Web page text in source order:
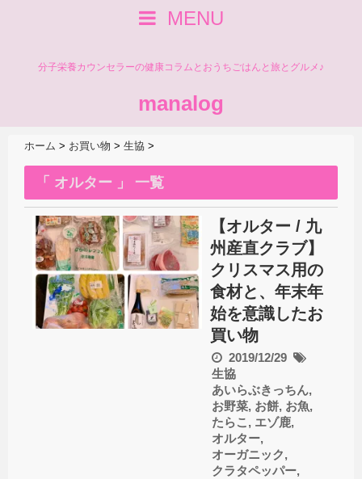
MENU
分子栄養カウンセラーの健康コラムとおうちごはんと旅とグルメ♪
manalog
ホーム > お買い物 > 生協 >
「 オルター 」 一覧
【オルター / 九
州産直クラブ】
クリスマス用の
食材と、年末年
始を意識したお
買い物
2019/12/29
生協
あいらぶきっちん,
お野菜, お餅, お魚,
たらこ , エゾ鹿,
オルター,
オーガニック,
クラタペッパー,